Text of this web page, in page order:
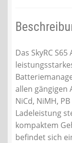
Das SkyRC
allen gängigen
NiCd, NiMH,
Ladeleistung
kompaktem
befindet sich